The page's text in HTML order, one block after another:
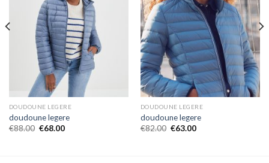
DOUDOUNE LEGERE
doudoune legere
€88.00 €68.00
DOUDOUNE LEGERE
doudoune legere
€82.00 €63.00